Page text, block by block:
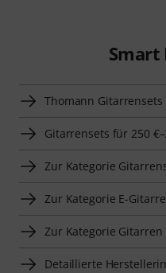
Smart
Thomann
Gitarrensets für 250
Zur Kategorie
Zur Kategorie E-
Zur Kategorie Gitarren
Detaillierte